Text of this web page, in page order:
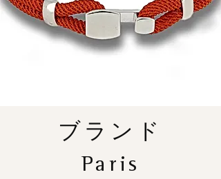
ブランド
Paris